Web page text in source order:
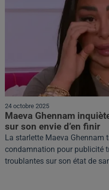
24 octobre 2025
Maeva Ghennam
sur son envie d’en finir
La starlette Maeva Ghennam
condamnation pour publicité
troublantes sur son état de